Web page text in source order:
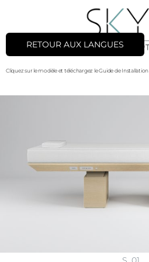
RETOUR AUX LANGUES
Cliquez sur le modèle et téléchargez le Guide de Installation